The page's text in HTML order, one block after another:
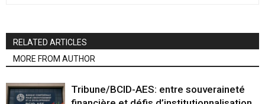
RELATED ARTICLES
MORE FROM AUTHOR
Tribune/BCID-AES: entre souveraineté